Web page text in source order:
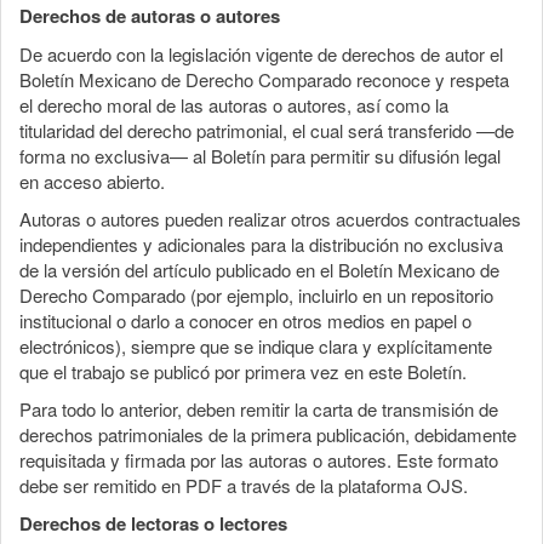
Derechos de autoras o autores
De acuerdo con la legislación vigente de derechos de autor el
Boletín Mexicano de Derecho Comparado reconoce y respeta
el derecho moral de las autoras o autores, así como la
titularidad del derecho patrimonial, el cual será transferido —de
forma no exclusiva— al Boletín para permitir su difusión legal
en acceso abierto.
Autoras o autores pueden realizar otros acuerdos contractuales
independientes y adicionales para la distribución no exclusiva
de la versión del artículo publicado en el Boletín Mexicano de
Derecho Comparado (por ejemplo, incluirlo en un repositorio
institucional o darlo a conocer en otros medios en papel o
electrónicos), siempre que se indique clara y explícitamente
que el trabajo se publicó por primera vez en este Boletín.
Para todo lo anterior, deben remitir la carta de transmisión de
derechos patrimoniales de la primera publicación, debidamente
requisitada y firmada por las autoras o autores. Este formato
debe ser remitido en PDF a través de la plataforma OJS.
Derechos de lectoras o lectores